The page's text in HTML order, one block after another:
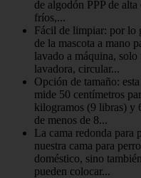
de algodón PPP de
fríos,...
Fácil de limpiar: por lo
de la mascota a mano
lavado a máquina, solo
lavadora, circular...
Opción de tamaño:
mide 50 centímetros
kilogramos (9 libras) y
de menos de 8...
La cama redonda para
nuestra cama para
doméstico, sino
pueden colocar...